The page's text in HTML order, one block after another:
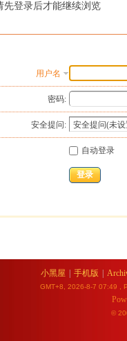
先登录后才能继续浏览
用户名
密码:
安全提问:
自动登录
登录
小黑屋 手机版
GMT+8, 2026-8-7 07:49 ,
©